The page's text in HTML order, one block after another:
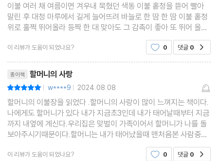
이불 여러 채 여름이면 겨우내 묵혔던 색동 이불 홑청을 뜯어 빨아
말린 후 대청 마루에서 길게 늘어뜨려 바늘로 한 땀 한 땀 이불 홑청
위로 훌쩍 뛰어올라 등짝 한 대 맞아도 그 감촉이 좋아 또 뛰어 올랐
던 기억이 아직도 생생하기에 이 책을 서점에서 온라인에서 구입해
서 여기저기 선물했는데 이 책을 선물하는
이 리뷰가 도움이 되었나요? 0 댓글 0
종이책 할머니의 사랑
| w****9 | 2024.08.08
할머니의 이불장을 읽었다 .할머니의 사랑이 많이 느껴지는 책이다.
나에게도 할머니가 있다 내가 지금초3인데 내가 태어날때부터 지금
까지 내옆에 계신다.우리집은 맞벌이 가족이어서 할머니가 나를 돌
보아주시기때문이다.할머니는 내가 태어났을때 맨처음본 사람중하
나다. 유일한 친구였다.부모님이직장에서 돌아오실때까지.항상 함
께 놀아주고 돌보아주신다.이책을 읽어보니 나전칠기가
이 리뷰가 도움이 되었나요? 0 댓글 0